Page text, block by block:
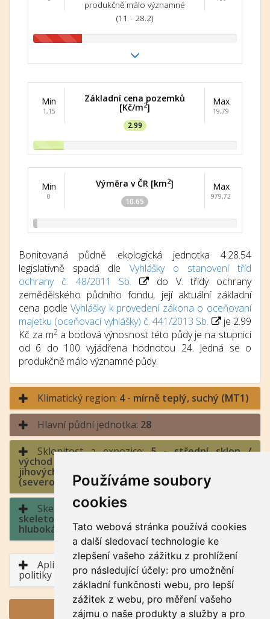
Používáme soubory
cookies
Tato webová stránka používá cookies
a další sledovací technologie ke
zlepšení vašeho zážitku z prohlížení
pro následující účely: pro umožnění
základní funkčnosti webu, pro lepší
zážitek z webu, pro měření vašeho
zájmu o naše produkty a služby a pro
produkčně málo významné
(11 - 28.2)
Min
1,15
Základní cena pozemků
[Kč/m2]
2.99
Max
19,79
Min
0
Výměra v ČR [km2]
10.65
Max
979,72
Bonitovaná půdně ekologická jednotka 4.28.54
legislativně spadá dle Vyhlášky o stanovení tříd
ochrany č. 48/2011 Sb.
do V. třídy ochrany
zemědělského půdního fondu, její aktuální základní
cena podleVyhlášky k provedení zákona o oceňovaní
majetku (oceňovací vyhlášky) č. 441/2013 Sb.
je 2.99
Kč za m2a bodová výnosnost této půdy je na stupnici
od 6 do 100 vyjádřena hodnotou 24. Jedná se o
produkčně málo významné půdy.
Klimatický region: 4 - mírně teplý, suchý (MT1)
Hlavní půdní jednotka: 28
Sklonitost a expozice:5 - střední sklon /
východ a západ (jihozápad až severozápad,
jihovýchod až severovýchod), sever
(severozápad až severovýchod)
Skeletovitost a hloubka půdy:
skeletovitá / půda hluboká, půda středně
hluboká
Aplikace BPEJ v rámci Společné zemědělské
politiky
GENERUJ PDF